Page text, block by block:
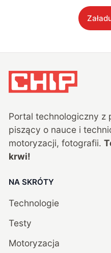
Portal technologiczny z
piszący o nauce i
motoryzacji, fotografii.
krwi!
NA SKRÓTY
Technologie
Testy
Motoryzacja